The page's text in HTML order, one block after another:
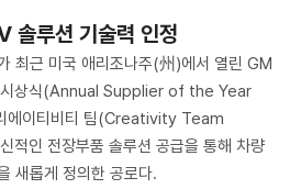
솔루션 기술력 인정
최근 미국 애리조나주(州)에서 열린 GM
시상식(Annual Supplier of the Year
에이티비티 팀(Creativity Team
적인 전장부품 솔루션 공급을 통해 차량
새롭게 정의한 공로다.